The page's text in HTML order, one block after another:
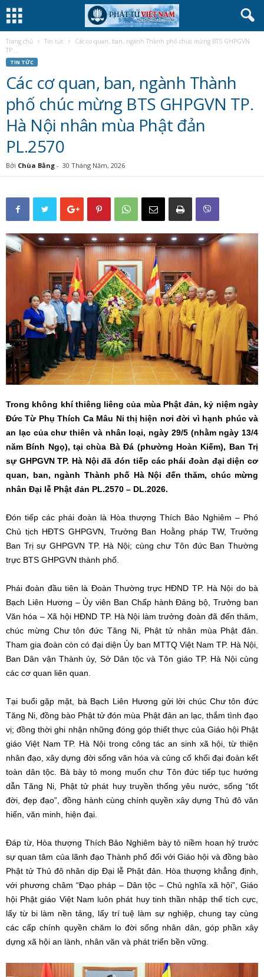
Trang chủ Tin tức
Các cơ quan, ban, ngành Thành phố chúc mừng BTS GHPGVN
TP....
TIN TỨC
Các cơ quan, ban, ngành Thành
phố chúc mừng BTS GHPGVN TP.
Hà Nội nhân mùa Phật đản
PL.2570
Bởi Chùa Bằng - 30 Tháng Năm, 2026
Trong không khí thiêng liêng của mùa Phật đản, kỷ niệm ngày
Đức Từ Phụ Thích Ca Mâu Ni thị hiện nơi đời vì hạnh phúc và
an lạc của chư thiên và nhân loại, ngày 29/5 (nhằm ngày 13/4
năm Bính Ngọ), tại chùa Bà Đá (phường Hoàn Kiếm), Ban Trị
sự GHPGVN TP. Hà Nội đã đón tiếp các phái đoàn đại diện cơ
quan, ban, ngành Thành phố Hà Nội đến thăm, chúc mừng
nhân Đại lễ Phật đản PL.2570 – DL.2026.
Đón tiếp các phái đoàn là Hòa thượng Thích Bảo Nghiêm – Phó
Chủ tịch HĐTS GHPGVN, Trưởng Ban Hoằng pháp TW, Trưởng
Ban Trị sự GHPGVN TP. Hà Nội; cùng chư Tôn đức Ban Thường
trực BTS GHPGVN thành phố.
Phái đoàn đầu tiên là Đoàn Thường trực HĐND TP. Hà Nội do bà
Bạch Liên Hương – Ủy viên Ban Chấp hành Đảng bộ, Trưởng ban
Văn hóa – Xã hội HĐND TP. Hà Nội làm trưởng đoàn đã đến thăm,
chúc mừng Chư tôn đức Tăng Ni, Phật tử nhân mùa Phật đản.
Tham gia đoàn còn có đại diện Ủy ban MTTQ Việt Nam TP. Hà Nội,
Ban Dân vận Thành ủy, Sở Dân tộc và Tôn giáo TP. Hà Nội cùng
các cơ quan liên quan.
Tại buổi gặp mặt, bà Bạch Liên Hương gửi lời chúc Chư tôn đức
Tăng Ni, đồng bào Phật tử đón mùa Phật đản an lạc, thắm tình đạo
vị; đồng thời ghi nhận những đóng góp thiết thực của Giáo hội Phật
giáo Việt Nam TP. Hà Nội trong công tác an sinh xã hội, từ thiện
nhân đạo, xây dựng đời sống văn hóa và củng cố khối đại đoàn kết
toàn dân tộc. Bà bày tỏ mong muốn chư Tôn đức tiếp tục hướng
dẫn Tăng Ni, Phật tử phát huy truyền thống yêu nước, sống “tốt
đời, đẹp đạo”, đồng hành cùng chính quyền xây dựng Thủ đô văn
hiến, văn minh, hiện đại.
Đáp từ, Hòa thượng Thích Bảo Nghiêm bày tỏ niềm hoan hỷ trước
sự quan tâm của lãnh đạo Thành phố đối với Giáo hội và đồng bào
Phật tử Thủ đô nhân dịp Đại lễ Phật đản. Hòa thượng khẳng định,
với phương châm “Đạo pháp – Dân tộc – Chủ nghĩa xã hội”, Giáo
hội Phật giáo Việt Nam luôn phát huy tinh thần nhập thế tích cực,
lấy từ bi làm nền tảng, lấy trí tuệ làm sự nghiệp, chung tay cùng
các cấp chính quyền chăm lo đời sống nhân dân, góp phần xây
dựng xã hội an lành, nhân văn và phát triển bền vững.